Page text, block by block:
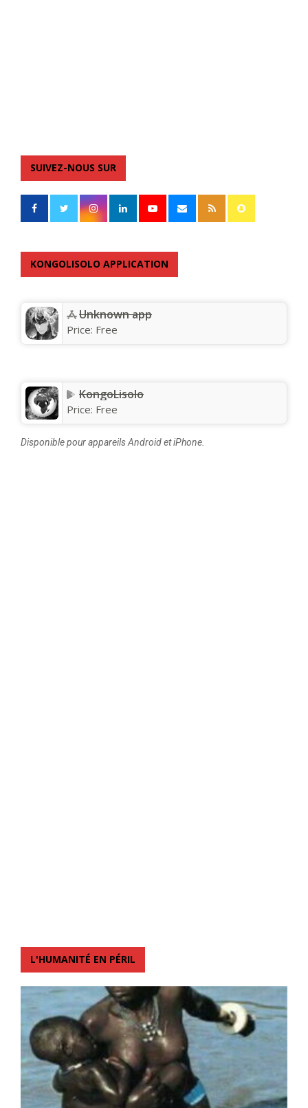
SUIVEZ-NOUS SUR
KONGOLISOLO APPLICATION
Unknown app
Price: Free
KongoLisolo
Price: Free
Disponible pour appareils Android et iPhone.
L'HUMANITÉ EN PÉRIL